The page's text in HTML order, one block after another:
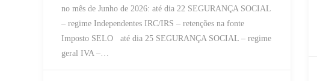
no mês de Junho de 2026: até dia 22 SEGURANÇA SOCIAL
– regime Independentes IRC/IRS – retenções na fonte
Imposto SELO até dia 25 SEGURANÇA SOCIAL – regime
geral IVA –…